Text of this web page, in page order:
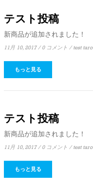
テスト投稿
新商品が追加されました！
11月 10, 2017 /0 コメント /test taro
もっと見る
テスト投稿
新商品が追加されました！
11月 10, 2017 /0 コメント /test taro
もっと見る